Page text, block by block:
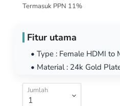
Termasuk PPN 11%
Fitur utama
• Type : Female HDMI to
• Material : 24k Gold
Jumlah